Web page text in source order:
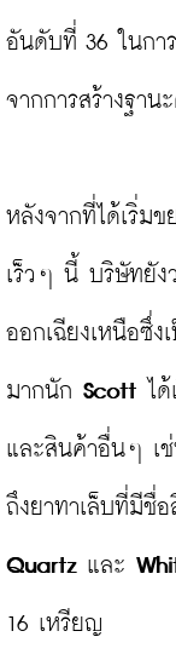
อันดับที่ 36 ในกา
จากการสร้างฐาน
หลังจากที่ได้เริ่มข
เร็วๆ นี้ บริษัทยัง
ออกเฉียงเหนือซึ่
มากนัก Scott ไ
และสินค้าอื่นๆ เ
ถึงยาทาเล็บที่มีชื่อ
Quartz และ
16 เหรียญ